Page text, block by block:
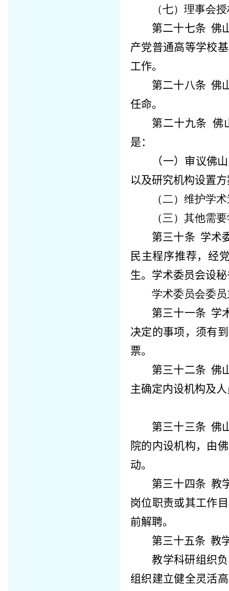
（七）理事会
第二十七条佛
产党普通高等学校
工作。
第二十八条佛
任命。
第二十九条佛
是：
（一）审议佛
以及研究机构设置
（二）维护学
（三）其他需
第三十条 学术
民主程序推荐，经
生。学术委员会设
学术委员会委
第三十一条 学
决定的事项，须有
票。
第三十二条佛
主确定内设机构及
第三十三条佛
院的内设机构，由
动。
第三十四条教
岗位职责或其工作
前解聘。
第三十五条教
教学科研组织
组织建立健全灵活